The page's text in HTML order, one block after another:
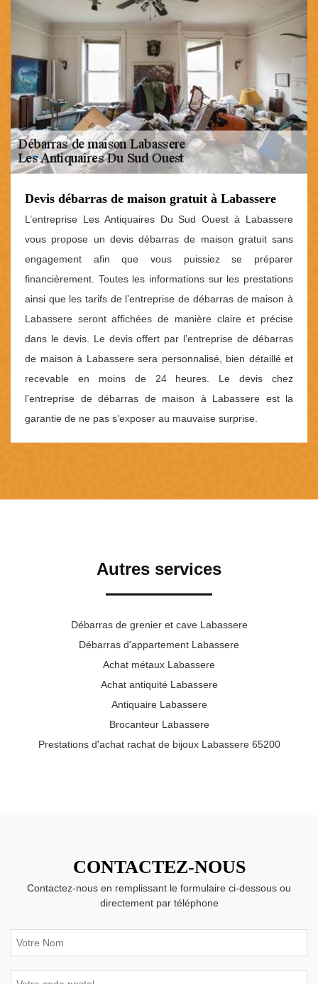
Devis débarras de maison gratuit à Labassere
L’entreprise Les Antiquaires Du Sud Ouest à Labassere
vous propose un devis débarras de maison gratuit sans
engagement afin que vous puissiez se préparer
financièrement. Toutes les informations sur les prestations
ainsi que les tarifs de l’entreprise de débarras de maison à
Labassere seront affichées de manière claire et précise
dans le devis. Le devis offert par l’entreprise de débarras
de maison à Labassere sera personnalisé, bien détaillé et
recevable en moins de 24 heures. Le devis chez
l’entreprise de débarras de maison à Labassere est la
garantie de ne pas s’exposer au mauvaise surprise.
Autres services
Débarras de grenier et cave Labassere
Débarras d'appartement Labassere
Achat métaux Labassere
Achat antiquité Labassere
Antiquaire Labassere
Brocanteur Labassere
Prestations d'achat rachat de bijoux Labassere 65200
CONTACTEZ-NOUS
Contactez-nous en remplissant le formulaire ci-dessous ou
directement par téléphone